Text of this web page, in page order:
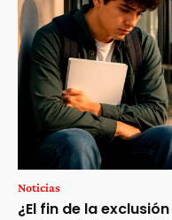
Noticias
¿El fin de la